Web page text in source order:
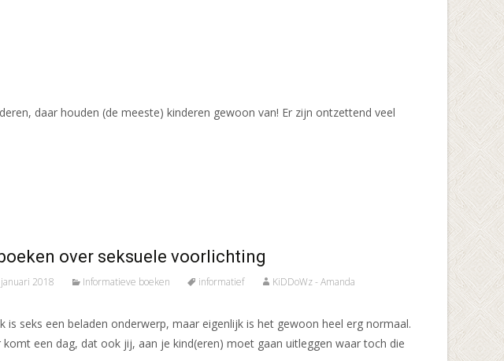
daar houden (de meeste) kinderen gewoon van! Er zijn ontzettend veel
over seksuele voorlichting
2018 Informatieve boeken informatief KiDDoWz - Amanda
is seks een beladen onderwerp, maar eigenlijk is het gewoon heel erg normaal.
komt een dag, dat ook jij, aan je kind(eren) moet gaan uitleggen waar toch die